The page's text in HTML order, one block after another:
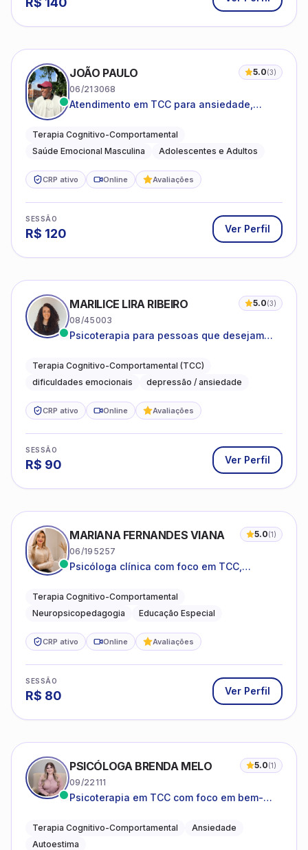
JOÃO PAULO 5.0(3)
06/213068
Atendimento em TCC para ansiedade,
emocional
Terapia Cognitivo-Comportamental
Saúde Emocional Masculina
Adolescentes e Adultos
CRP ativo Online Avaliações
SESSÃO
R$ 120 Ver Perfil
MARILICE LIRA RIBEIRO 5.0(3)
08/45003
Psicoterapia para pessoas que desejam
dificuldades do dia a dia
Terapia Cognitivo-Comportamental (TCC)
dificuldades emocionais
depressão / ansiedade
CRP ativo Online Avaliações
SESSÃO
R$ 90 Ver Perfil
MARIANA FERNANDES VIANA 5.0(1)
06/195257
Psicóloga clínica com foco em TCC,
do neurodesenvolvimento.
Terapia Cognitivo-Comportamental
Neuropsicopedagogia
Educação Especial
CRP ativo Online Avaliações
SESSÃO
R$ 80 Ver Perfil
PSICÓLOGA BRENDA MELO 5.0(1)
09/22111
Psicoterapia em TCC com foco em bem-
o cotidiano
Terapia Cognitivo-Comportamental
Ansiedade
Autoestima